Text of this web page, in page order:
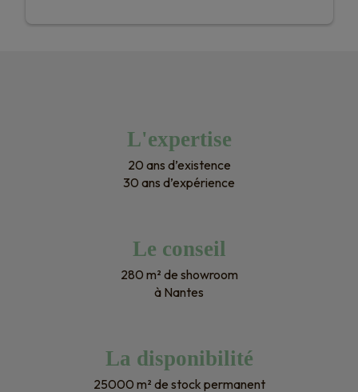
L'expertise
20 ans d’existence
30 ans d’expérience
Le conseil
280 m² de showroom
à Nantes
La disponibilité
25000 m² de stock permanent